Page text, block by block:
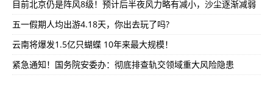
目前北京仍是阵风8级！预计后半夜风力略有减小，沙尘逐渐减弱
五一假期人均出游4.18天，你出去玩了吗?
云南将爆发1.5亿只蝴蝶 10年来最大规模！
紧急通知！国务院安委办：彻底排查轨交领域重大风险隐患